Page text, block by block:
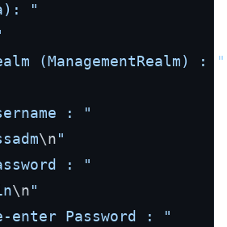
"
(ManagementRealm) : "
: "
\n"
: "
\n"
enter Password : "